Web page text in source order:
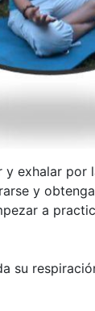
y exhalar por
y
a
su